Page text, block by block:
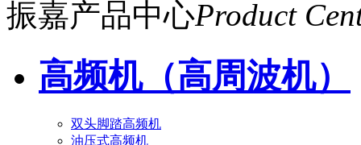
振嘉产品中心Product
高频机（高周波机）
双头脚踏高频机
油压式高频机